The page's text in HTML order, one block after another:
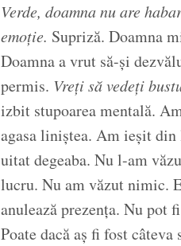
Verde, doamna nu are
emoție. Supriză. Doamna
Doamna a vrut să-și
permis. Vreți să vedeți
izbit stupoarea mentală.
agasa liniștea. Am ieșit
uitat degeaba. Nu l-am
lucru. Nu am văzut nimic.
anulează prezența. Nu pot
Poate dacă aș fi fost